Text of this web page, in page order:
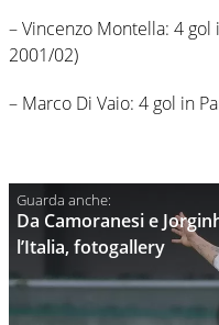
– Vincenzo Montella: 4 gol
2001/02)
– Marco Di Vaio: 4 gol in
Da Camoranesi e
l’Italia, fotogallery